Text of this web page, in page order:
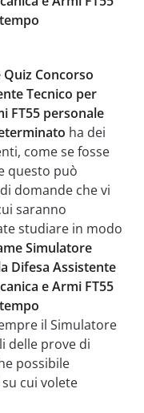
Concorso
Tecnico per
FT55 personale
ha dei
come se fosse
questo può
domande che vi
saranno
studiare in modo
Simulatore
Difesa Assistente
e Armi FT55
il Simulatore
delle prove di
possibile
cui volete